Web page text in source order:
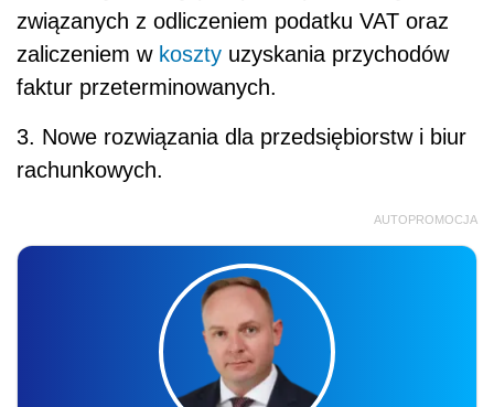
związanych z odliczeniem podatku VAT oraz
zaliczeniem w koszty uzyskania przychodów
faktur przeterminowanych.
3. Nowe rozwiązania dla przedsiębiorstw i biur
rachunkowych.
AUTOPROMOCJA